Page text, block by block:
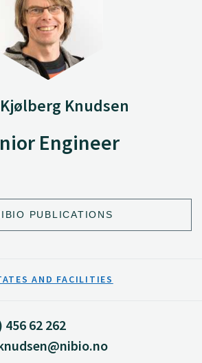
Knudsen
Engineer
PUBLICATIONS
AND FACILITIES
456 62 262